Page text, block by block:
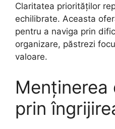
Claritatea priorităților
echilibrate. Aceasta
pentru a naviga prin
organizare, păstrezi
valoare.
Menținerea
prin